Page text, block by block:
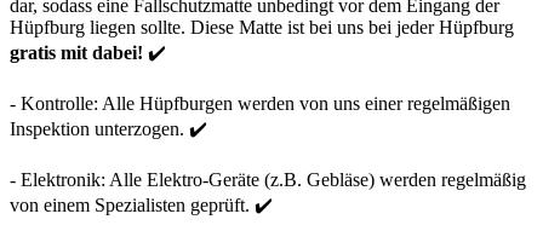
dar, sodass eine Fallschutzmatte unbedingt vor dem Eingang der
Hüpfburg liegen sollte. Diese Matte ist bei uns bei jeder Hüpfburg
gratis mit dabei! ✔️
- Kontrolle: Alle Hüpfburgen werden von uns einer regelmäßigen
Inspektion unterzogen. ✔️
- Elektronik: Alle Elektro-Geräte (z.B. Gebläse) werden regelmäßig
von einem Spezialisten geprüft. ✔️